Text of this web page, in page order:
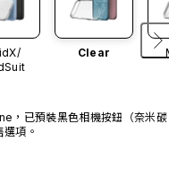
Clear
，已預裝黑色相機按鈕（奈米碳
項。